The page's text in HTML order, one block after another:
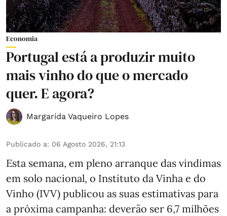
Economia
Portugal está a produzir muito
mais vinho do que o mercado
quer. E agora?
Margarida Vaqueiro Lopes
Publicado a: 06 Agosto 2026, 21:13
Esta semana, em pleno arranque das vindimas
em solo nacional, o Instituto da Vinha e do
Vinho (IVV) publicou as suas estimativas para
a próxima campanha: deverão ser 6,7 milhões